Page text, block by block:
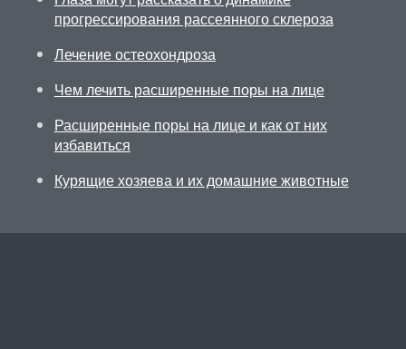
прогрессирования рассеянного склероза
Лечение остеохондроза
Чем лечить расширенные поры на лице
Расширенные поры на лице и как от них
избавиться
Курящие хозяева и их домашние животные